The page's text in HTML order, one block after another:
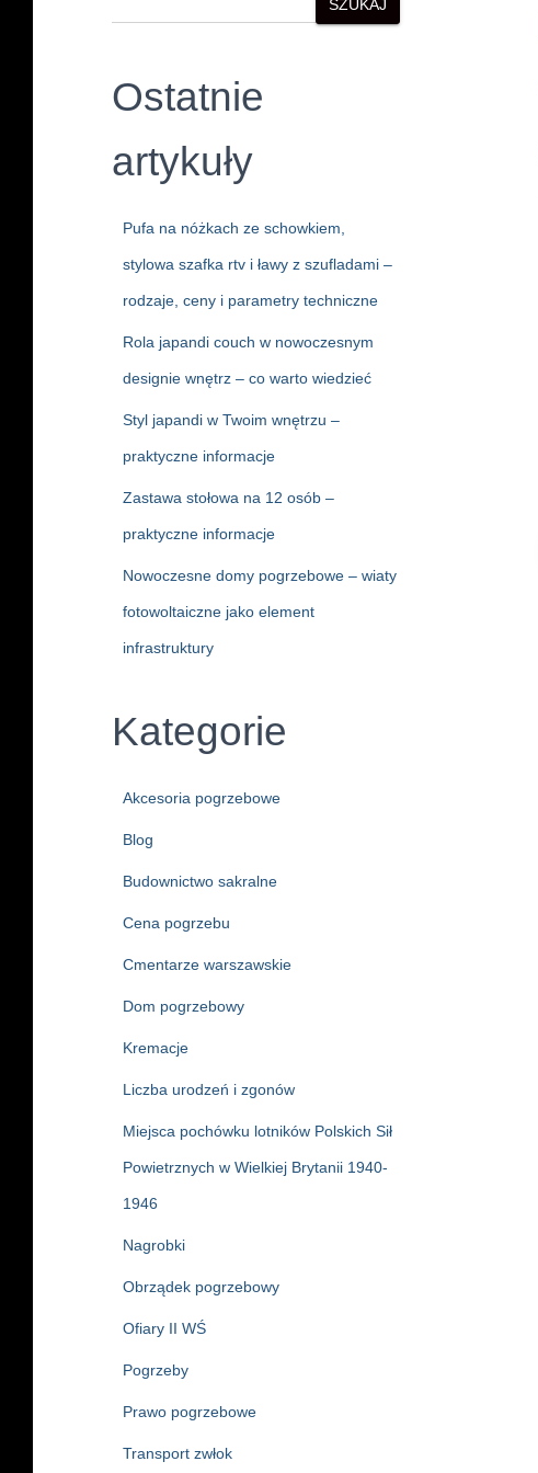
SZUKAJ
Ostatnie
artykuły
Pufa na nóżkach ze schowkiem,
stylowa szafka rtv i ławy z szufladami –
rodzaje, ceny i parametry techniczne
Rola japandi couch w nowoczesnym
designie wnętrz – co warto wiedzieć
Styl japandi w Twoim wnętrzu –
praktyczne informacje
Zastawa stołowa na 12 osób –
praktyczne informacje
Nowoczesne domy pogrzebowe – wiaty
fotowoltaiczne jako element
infrastruktury
Kategorie
Akcesoria pogrzebowe
Blog
Budownictwo sakralne
Cena pogrzebu
Cmentarze warszawskie
Dom pogrzebowy
Kremacje
Liczba urodzeń i zgonów
Miejsca pochówku lotników Polskich Sił
Powietrznych w Wielkiej Brytanii 1940-
1946
Nagrobki
Obrządek pogrzebowy
Ofiary II WŚ
Pogrzeby
Prawo pogrzebowe
Transport zwłok